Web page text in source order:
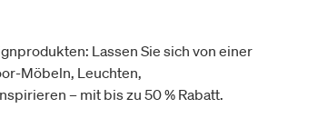
Lassen Sie sich von einer
Möbeln, Leuchten,
– mit bis zu 50 % Rabatt.